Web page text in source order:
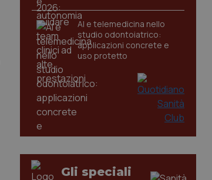
AI e telemedicina nello
studio odontoiatrico:
applicazioni concrete e
uso protetto
Gli speciali